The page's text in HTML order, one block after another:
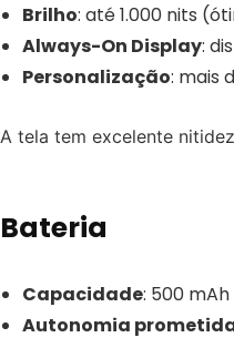
Brilho: até 1.000 nits
Always-On Display:
Personalização: mais
A tela tem excelente
Bateria
Capacidade: 500 mAh
Autonomia